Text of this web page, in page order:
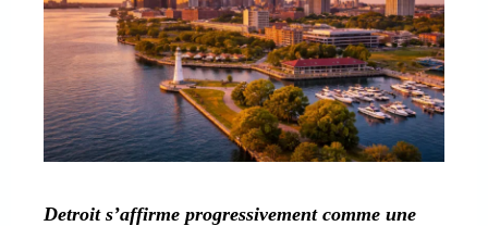
Detroit s’affirme progressivement comme une